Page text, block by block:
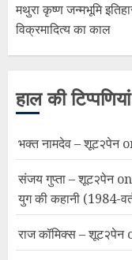
मथुरा कृष्ण जन्मभूमि
विक्रमादित्य का काल
हाल की टिप्पणियां
भक्त नामदेव – शूट२पेन
संजय गुप्ता – शूट२पेन
युग की कहानी (1984-
राज कॉमिक्स – शूट२पेन